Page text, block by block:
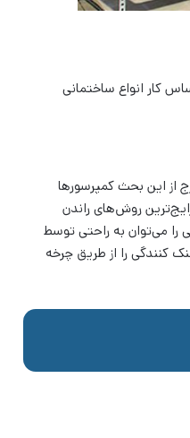
کار انواع ساختمانی
از این بحث کمپرسورها
روش‌های راندن
را می‌توان به راحتی توسط
کنندگی را از طریق چرخه